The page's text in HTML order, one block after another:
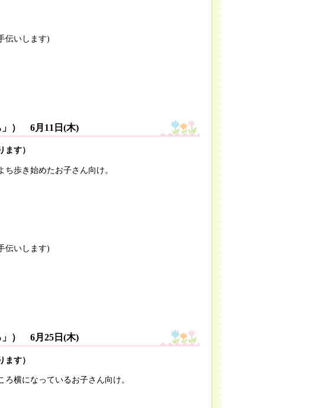
伝いします)
」） 6月11日(木)
す）
歩き始めたお子さん向け。
伝いします)
」） 6月25日(木)
す）
横になっているお子さん向け。